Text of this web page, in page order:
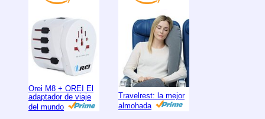
Orei M8 + OREI El
adaptador de viaje
del mundo
Travelrest: la mejor
almohada